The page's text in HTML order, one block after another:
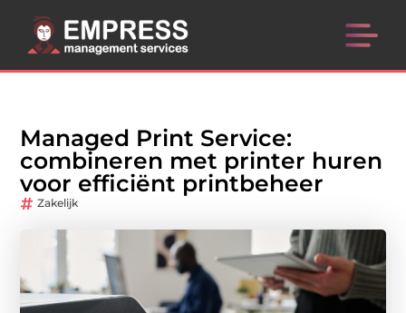
Managed Print Service:
combineren met printer huren
voor efficiënt printbeheer
Zakelijk